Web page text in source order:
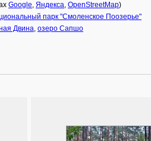
Google, Яндекса, OpenStreetMap)
парк "Смоленское Поозерье"
Двина, озеро Сапшо